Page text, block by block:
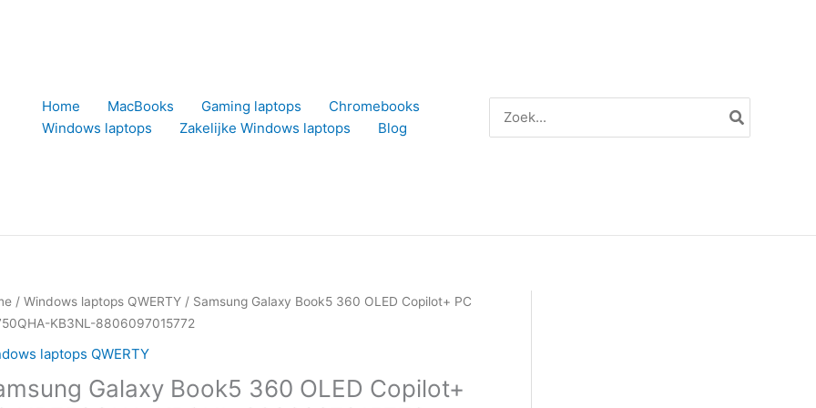
Home
MacBooks Gaming laptops
Chromebooks
Windows laptops
Zakelijke Windows laptops Blog
naar:
/ Windows laptops QWERTY/ Samsung Galaxy Book5 360 OLED Copilot+ PC
KB3NL-8806097015772
laptops QWERTY
Galaxy Book5 360 OLED Copilot+